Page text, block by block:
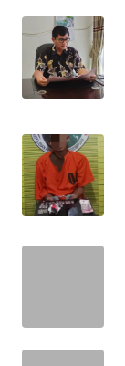
REDAKSI
KARIR
Wahana
News
Regional
WN